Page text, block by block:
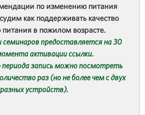
по изменению питания
как поддерживать качество
в пожилом возрасте.
семинаров предоставляется на 30
активации ссылки.
периода запись можно посмотреть
раз (но не более чем с двух
разных устройств).